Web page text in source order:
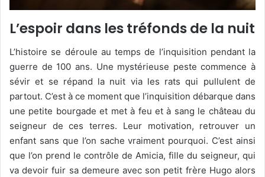
L’espoir dans les tréfonds de la nuit
L’histoire se déroule au temps de l’inquisition pendant la
guerre de 100 ans. Une mystérieuse peste commence à
sévir et se répand la nuit via les rats qui pullulent de
partout. C’est à ce moment que l’inquisition débarque dans
une petite bourgade et met à feu et à sang le château du
seigneur de ces terres. Leur motivation, retrouver un
enfant sans que l’on sache vraiment pourquoi. C’est ainsi
que l’on prend le contrôle de Amicia, fille du seigneur, qui
va devoir fuir sa demeure avec son petit frère Hugo alors